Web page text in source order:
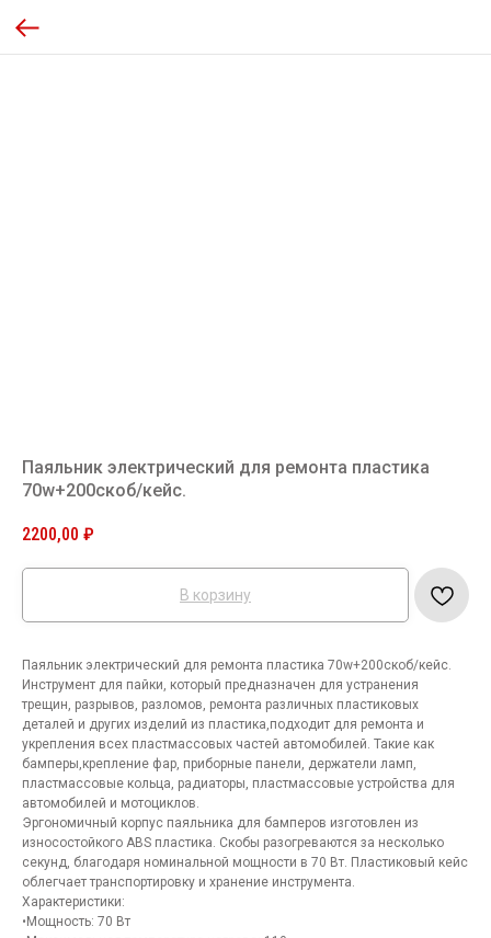
Паяльник электрический для ремонта пластика
70w+200скоб/кейс.
2200,00 ₽
В корзину
Паяльник электрический для ремонта пластика 70w+200скоб/кейс.
Инструмент для пайки, который предназначен для устранения
трещин, разрывов, разломов, ремонта различных пластиковых
деталей и других изделий из пластика,подходит для ремонта и
укрепления всех пластмассовых частей автомобилей. Такие как
бамперы,крепление фар, приборные панели, держатели ламп,
пластмассовые кольца, радиаторы, пластмассовые устройства для
автомобилей и мотоциклов.
Эргономичный корпус паяльника для бамперов изготовлен из
износостойкого ABS пластика. Скобы разогреваются за несколько
секунд, благодаря номинальной мощности в 70 Вт. Пластиковый кейс
облегчает транспортировку и хранение инструмента.
Характеристики:
•Мощность: 70 Вт